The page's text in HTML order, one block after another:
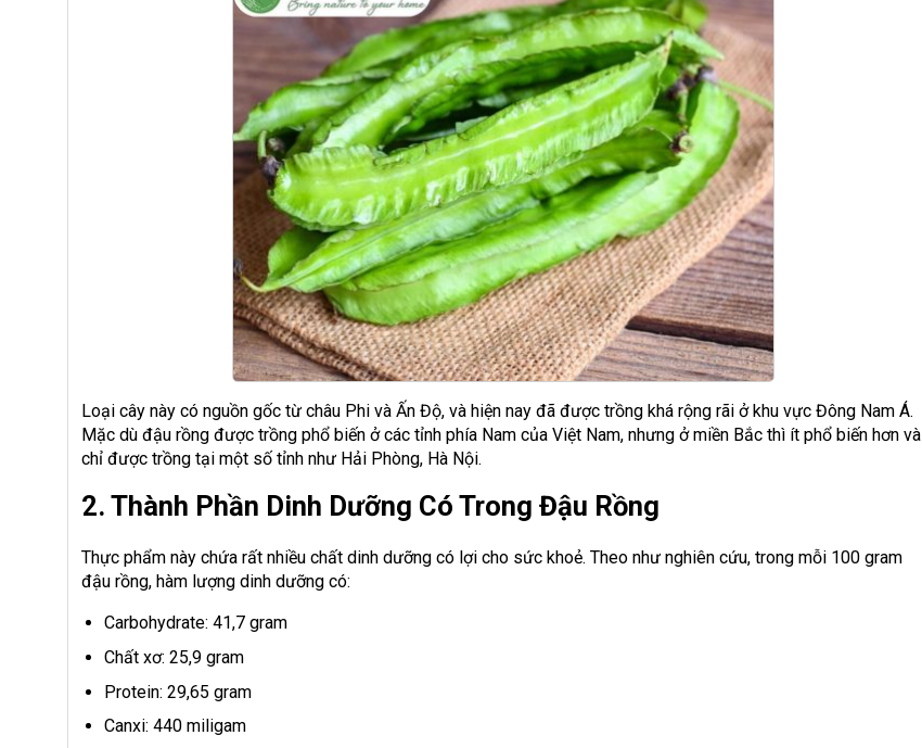
Loại cây này có nguồn gốc từ châu Phi và Ấn Độ, và hiện nay đã được trồng khá rộng rãi ở khu vực Đông Nam Á.
Mặc dù đậu rồng được trồng phổ biến ở các tỉnh phía Nam của Việt Nam, nhưng ở miền Bắc thì ít phổ biến hơn và
chỉ được trồng tại một số tỉnh như Hải Phòng, Hà Nội.
2. Thành Phần Dinh Dưỡng Có Trong Đậu Rồng
Thực phẩm này chứa rất nhiều chất dinh dưỡng có lợi cho sức khoẻ. Theo như nghiên cứu, trong mỗi 100 gram
đậu rồng, hàm lượng dinh dưỡng có:
Carbohydrate: 41,7 gram
Chất xơ: 25,9 gram
Protein: 29,65 gram
Canxi: 440 miligam